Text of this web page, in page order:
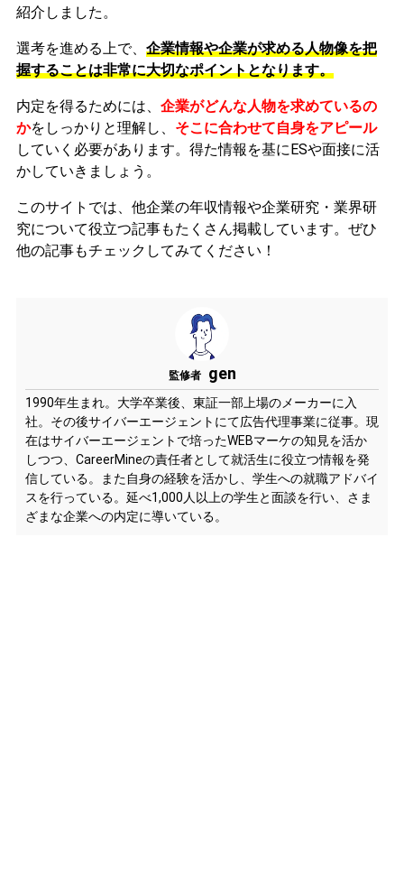
紹介しました。
選考を進める上で、 企業情報や企業が求める人物像を把
握することは非常に大切なポイントとなります。
内定を得るためには、 企業がどんな人物を求めているの
かをしっかりと理解し、 そこに合わせて自身をアピール
していく必要があります。 得た情報を基にESや面接に活
かしていきましょう。
このサイトでは、他企業の年収情報や企業研究・業界研
究について役立つ記事もたくさん掲載しています。ぜひ
他の記事もチェックしてみてください！
監修者 gen
1990年生まれ。大学卒業後、東証一部上場のメーカーに入
社。その後サイバーエージェントにて広告代理事業に従事。現
在はサイバーエージェントで培ったWEBマーケの知見を活か
しつつ、CareerMineの責任者として就活生に役立つ情報を発
信している。また自身の経験を活かし、学生への就職アドバイ
スを行っている。延べ1,000人以上の学生と面談を行い、さま
ざまな企業への内定に導いている。